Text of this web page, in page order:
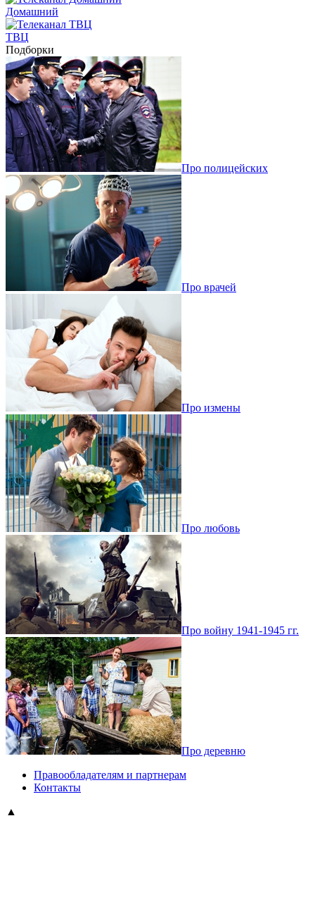
Домашний
ТВЦ
Подборки
Про полицейских
Про врачей
Про измены
Про любовь
Про войну 1941-1945 гг.
Про деревню
Правообладателям и партнерам
Контакты
▲